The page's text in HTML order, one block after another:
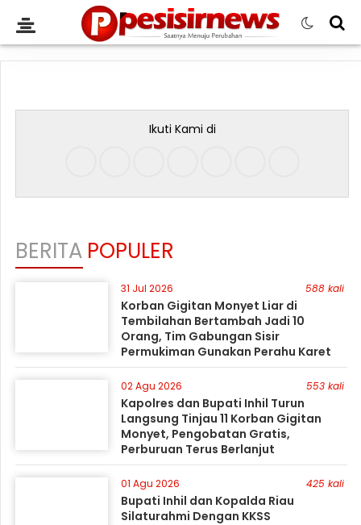
Ikuti Kami di
BERITA POPULER
31 Jul 2026 588 kali
Korban Gigitan Monyet Liar di
Tembilahan Bertambah Jadi 10
Orang, Tim Gabungan Sisir
Permukiman Gunakan Perahu Karet
02 Agu 2026 553 kali
Kapolres dan Bupati Inhil Turun
Langsung Tinjau 11 Korban Gigitan
Monyet, Pengobatan Gratis,
Perburuan Terus Berlanjut
01 Agu 2026 425 kali
Bupati Inhil dan Kopalda Riau
Silaturahmi Dengan KKSS